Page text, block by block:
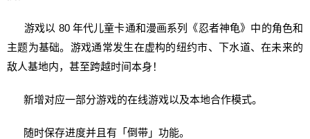
游戏以 80 年代儿童卡通和漫画系列《忍者神龟》中的角色和
主题为基础。游戏通常发生在虚构的纽约市、下水道、在未来的
敌人基地内，甚至跨越时间本身！
新增对应一部分游戏的在线游戏以及本地合作模式。
随时保存进度并且有「倒带」功能。